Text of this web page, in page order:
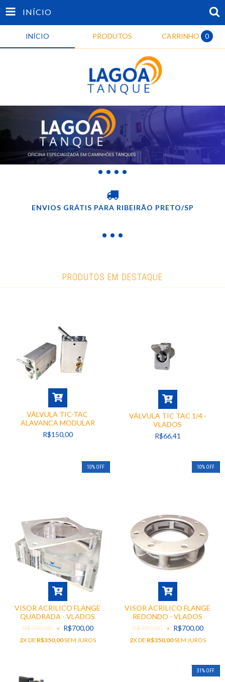
INÍCIO
INÍCIO PRODUTOS CARRINHO 0
ENVIOS GRÁTIS PARA RIBEIRÃO PRETO/SP
PRODUTOS EM DESTAQUE
VÁLVULA TIC-TAC
ALAVANCA MODULAR
R$150,00
VÁLVULA TIC TAC 1/4 -
VLADOS
R$66,41
10% OFF
VISOR ACRILICO FLANGE
QUADRADA - VLADOS
R$780,00
R$700,00
2X DE R$350,00SEM JUROS
10% OFF
VISOR ACRILICO FLANGE
REDONDO - VLADOS
R$780,00
R$700,00
2X DE R$350,00SEM JUROS
31% OFF